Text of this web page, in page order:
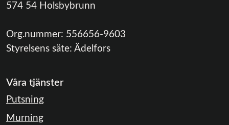
574 54 Holsbybrunn
Org.nummer: 556656-9603
Styrelsens säte: Ädelfors
Våra tjänster
Putsning
Murning